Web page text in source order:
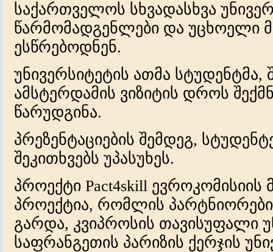
საქართველოს სხვადასხვა
წარმომადგენლები და უცხოელი
ესწრებოდნენ.
უნივერსიტეტის ათმა სტუდენტმა,
ამსტერდამის ვიზიტის დროს
წარუდგინა.
პრეზენტაციების შემდეგ,
შეკითხვებს უპასუხეს.
პროექტი Pact4skill
პროექტია, რომლის
გარდა, კვიპროსის თავისუფალი
საფრანგეთის პარიზის ქერჯის